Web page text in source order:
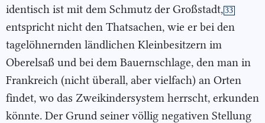
identisch ist mit dem Schmutz der Großstadt, 33
entspricht nicht den Thatsachen, wie er bei den
tagelöhnernden ländlichen Kleinbesitzern im
Oberelsaß und bei dem Bauernschlage, den man in
Frankreich (nicht überall, aber vielfach) an Orten
findet, wo das Zweikindersystem herrscht, erkunden
könnte. Der Grund seiner völlig negativen Stellung